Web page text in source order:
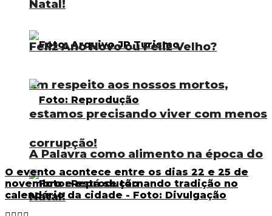
Natal!
Em respeito aos nossos mortos,
estamos precisando viver com menos
corrupção!
Feliz Ano Novo ou Feliz Velho?
A Palavra como alimento na época do
Natal!
O evento acontece entre os dias 22 e 25 de
novembro e está se tornando tradição no
calendário da cidade - Foto: Divulgação